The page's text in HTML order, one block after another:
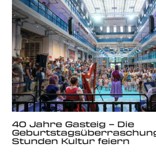
40 Jahre Gasteig – Die
Stunden Kultur feiern